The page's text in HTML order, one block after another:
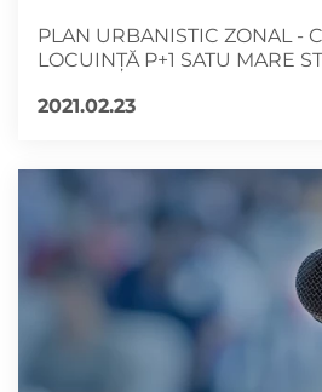
PLAN URBANISTIC ZONAL -
LOCUINȚĂ P+1 SATU MARE
2021.02.23